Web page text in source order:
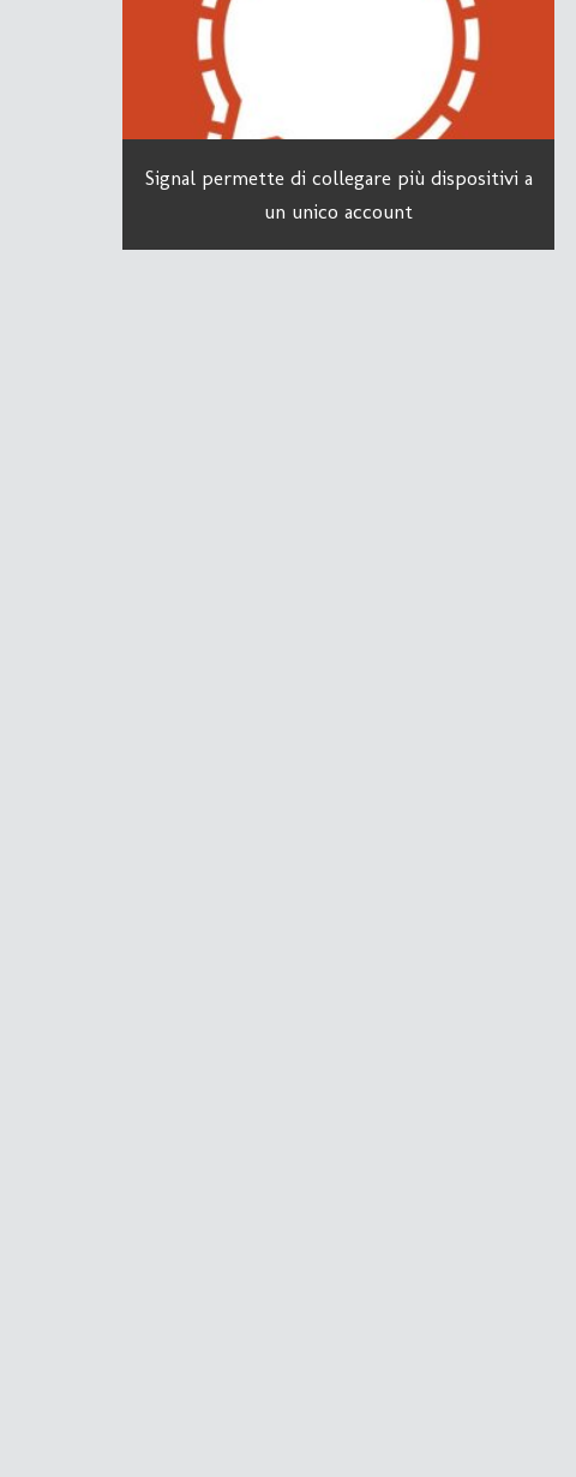
Signal permette di collegare più dispositivi a
un unico account